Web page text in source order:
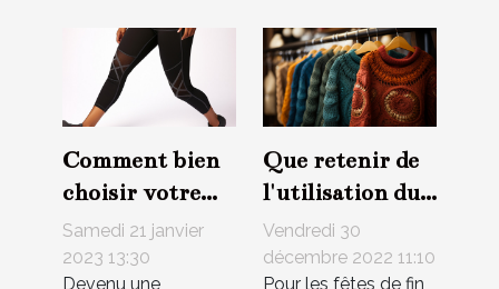
Comment bien
choisir votre
collant polaire à
effet
Samedi 21 janvier
2023 13:30
Devenu une
Que retenir de
l'utilisation du
pull moche pour
les fêtes de fin
Vendredi 30
décembre 2022 11:10
Pour les fêtes de fin